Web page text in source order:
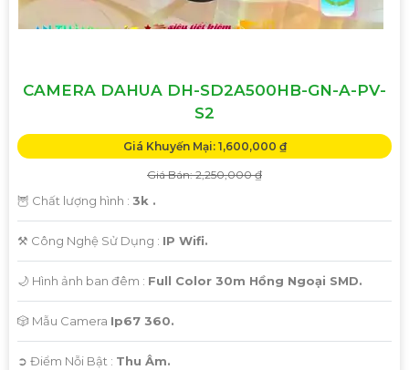
CAMERA DAHUA DH-SD2A500HB-GN-A-PV-
S2
Giá Khuyến Mại: 1,600,000 ₫
Giá Bán: 2,250,000 ₫
🦉 Chất lượng hình : 3k .
⚒ Công Nghệ Sử Dụng : IP Wifi.
🌙 Hình ảnh ban đêm : Full Color 30m Hồng Ngoại SMD.
🎲 Mẫu Camera Ip67 360.
️➲ Điểm Nỗi Bật : Thu Âm.